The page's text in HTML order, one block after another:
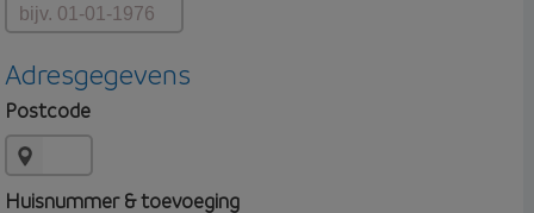
Adresgegevens
Postcode
Huisnummer & toevoeging